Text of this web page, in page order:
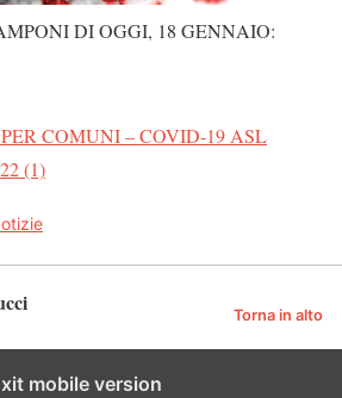
DI OGGI, 18 GENNAIO:
COMUNI – COVID-19 ASL
(1)
Torna in alto
mobile version